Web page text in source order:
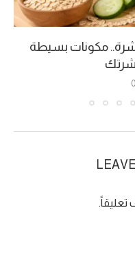
مكونات بسيطة
تعليقاً.